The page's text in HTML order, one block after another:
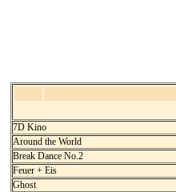
7D Kino
Around the World
Break Dance No.2
Feuer + Eis
Ghost